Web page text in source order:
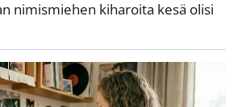
nimismiehen kiharoita kesä olisi